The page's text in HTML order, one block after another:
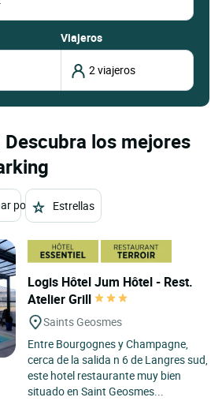
Viajeros
los mejores
por Estrellas
Logis Hôtel Jum Hôtel - Rest.
Atelier Grill
Saints Geosmes
Entre Bourgognes y Champagne,
cerca de la salida n 6 de Langres sud,
este hotel restaurante muy bien
situado en Saint Geosmes...